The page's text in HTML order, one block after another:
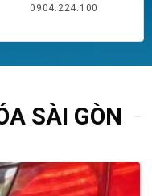
0904.224.100
SÀI GÒN